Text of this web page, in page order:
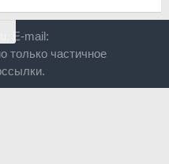
E-mail:
только частичное